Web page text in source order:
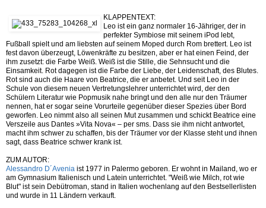
KLAPPENTEXT:
Leo ist ein ganz normaler 16-Jähriger, der in
perfekter Symbiose mit seinem iPod lebt,
Fußball spielt und am liebsten auf seinem Moped durch Rom brettert. Leo ist
fest davon überzeugt, Löwenkräfte zu besitzen, aber er hat einen Feind, der
ihm zusetzt: die Farbe Weiß. Weiß ist die Stille, die Sehnsucht und die
Einsamkeit. Rot dagegen ist die Farbe der Liebe, der Leidenschaft, des Blutes.
Rot sind auch die Haare von Beatrice, die er anbetet. Und seit Leo in der
Schule von diesem neuen Vertretungslehrer unterrichtet wird, der den
Schülern Literatur wie Popmusik nahe bringt und den alle nur den Träumer
nennen, hat er sogar seine Vorurteile gegenüber dieser Spezies über Bord
geworfen. Leo nimmt also all seinen Mut zusammen und schickt Beatrice eine
Verszeile aus Dantes »Vita Nova« – per sms. Dass sie ihm nicht antwortet,
macht ihm schwer zu schaffen, bis der Träumer vor der Klasse steht und ihnen
sagt, dass Beatrice schwer krank ist.
ZUM AUTOR:
Alessandro D´Avenia ist 1977 in Palermo geboren. Er wohnt in Mailand, wo er
am Gymnasium Italienisch und Latein unterrichtet. "Weiß wie Milch, rot wie
Blut" ist sein Debütroman, stand in Italien wochenlang auf den Bestsellerlisten
und wurde in 11 Ländern verkauft.